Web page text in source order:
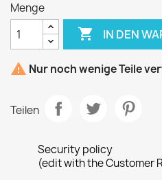
Menge
 IN DEN
 Nur noch wenige Teile
Teilen
Security policy
(edit with the Customer